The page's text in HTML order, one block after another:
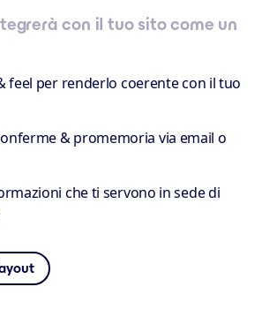
con il tuo sito come un
feel per renderlo coerente con il tuo
& promemoria via email o
che ti servono in sede di